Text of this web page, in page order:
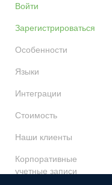
Войти
Зарегистрироваться
Особенности
Языки
Интеграции
Стоимость
Наши клиенты
Корпоративные
учетные записи